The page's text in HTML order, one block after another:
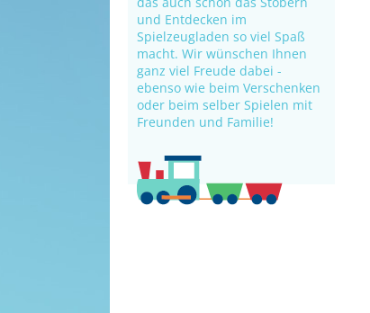
und Entdecken im
Spielzeugladen so viel Spaß
macht. Wir wünschen Ihnen
ganz viel Freude dabei -
ebenso wie beim Verschenken
oder beim selber Spielen mit
Freunden und Familie!